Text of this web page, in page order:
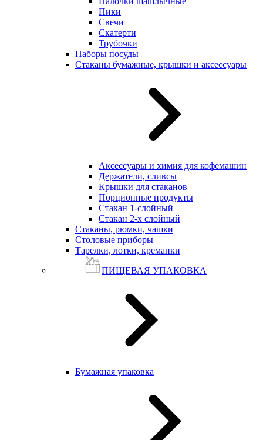
Пики
Свечи
Скатерти
Трубочки
Наборы посуды
Стаканы бумажные, крышки и аксессуары
Аксессуары и химия для кофемашин
Держатели, сливсы
Крышки для стаканов
Порционные продукты
Стакан 1-слойный
Стакан 2-х слойный
Стаканы, рюмки, чашки
Столовые приборы
Тарелки, лотки, креманки
ПИЩЕВАЯ УПАКОВКА
Бумажная упаковка